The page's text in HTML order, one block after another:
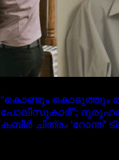
“കൊണ്ടും കൊടുത്തും
പോലീസുകാർ”; ദുരൂഹത
കബീർ ചിത്രം ‘റോന്ത്’